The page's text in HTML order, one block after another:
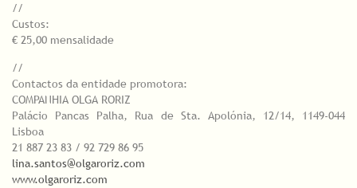
//
Custos:
€ 25,00 mensalidade
//
Contactos da entidade promotora:
COMPANHIA OLGA RORIZ
Palácio Pancas Palha, Rua de Sta. Apolónia, 12/14, 1149-044
Lisboa
21 887 23 83 / 92 729 86 95
lina.santos@olgaroriz.com
www.olgaroriz.com